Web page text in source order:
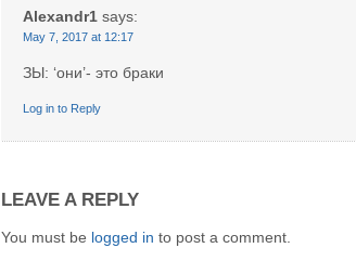
Alexandr1 says:
May 7, 2017 at 12:17
ЗЫ: ‘они’- это браки
Log in to Reply
LEAVE A REPLY
You must be logged in to post a comment.